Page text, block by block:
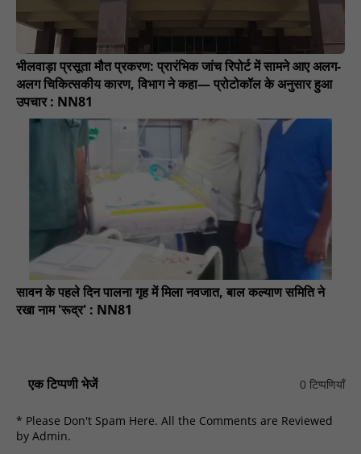
भीलवाड़ा प्रसूता मौत प्रकरण: प्रारंभिक जांच रिपोर्ट में सामने आए अलग-
अलग चिकित्सकीय कारण, विभाग ने कहा— प्रोटोकॉल के अनुसार हुआ
उपचार : NN81
सावन के पहले दिन पालना गृह में मिला नवजात, बाल कल्याण समिति ने
रखा नाम 'रूद्र' : NN81
एक टिप्पणी भेजें 0 टिप्पणियाँ
* Please Don't Spam Here. All the Comments are Reviewed
by Admin.